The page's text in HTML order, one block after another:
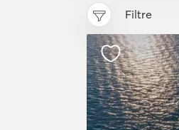
Filtre